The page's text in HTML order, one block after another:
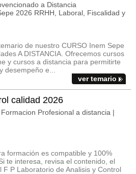
a Distancia
2026 RRHH, Laboral, Fiscalidad y
de nuestro CURSO Inem Sepe
A DISTANCIA. Ofrecemos cursos
y cursos a distancia para permitirte
desempeño e...
ver temario
calidad 2026
Profesional a distancia |
formación es compatible y 100%
te interesa, revisa el contenido, el
F P Laboratorio de Analisis y Control